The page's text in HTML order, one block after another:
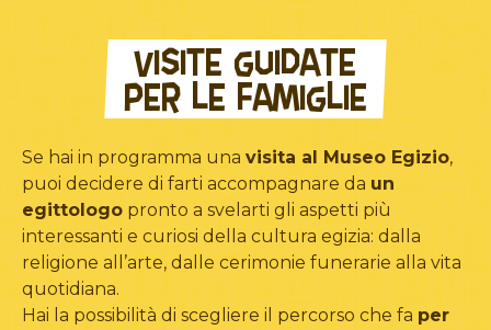
VISITE GUIDATE
PER LE FAMIGLIE
Se hai in programma una visita al Museo Egizio,
puoi decidere di farti accompagnare da un
egittologo pronto a svelarti gli aspetti più
interessanti e curiosi della cultura egizia: dalla
religione all’arte, dalle cerimonie funerarie alla vita
quotidiana.
Hai la possibilità di scegliere il percorso che fa per